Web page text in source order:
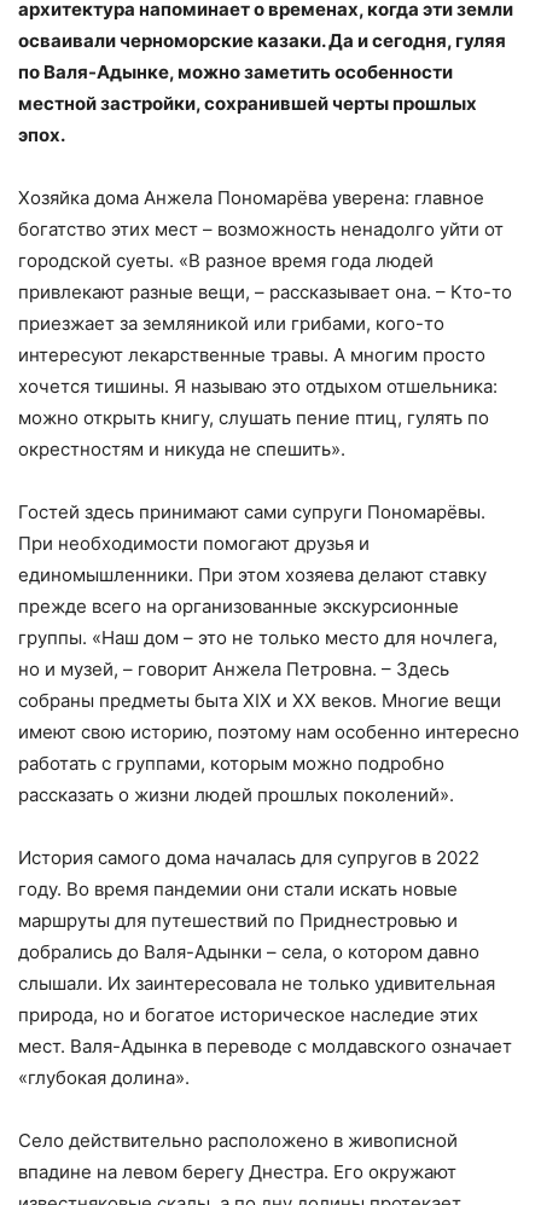
архитектура напоминает о временах, когда эти земли
осваивали черноморские казаки. Да и сегодня, гуляя
по Валя-Адынке, можно заметить особенности
местной застройки, сохранившей черты прошлых
эпох.
Хозяйка дома Анжела Пономарёва уверена: главное
богатство этих мест – возможность ненадолго уйти от
городской суеты. «В разное время года людей
привлекают разные вещи, – рассказывает она. – Кто-то
приезжает за земляникой или грибами, кого-то
интересуют лекарственные травы. А многим просто
хочется тишины. Я называю это отдыхом отшельника:
можно открыть книгу, слушать пение птиц, гулять по
окрестностям и никуда не спешить».
Гостей здесь принимают сами супруги Пономарёвы.
При необходимости помогают друзья и
единомышленники. При этом хозяева делают ставку
прежде всего на организованные экскурсионные
группы. «Наш дом – это не только место для ночлега,
но и музей, – говорит Анжела Петровна. – Здесь
собраны предметы быта XIX и XX веков. Многие вещи
имеют свою историю, поэтому нам особенно интересно
работать с группами, которым можно подробно
рассказать о жизни людей прошлых поколений».
История самого дома началась для супругов в 2022
году. Во время пандемии они стали искать новые
маршруты для путешествий по Приднестровью и
добрались до Валя-Адынки – села, о котором давно
слышали. Их заинтересовала не только удивительная
природа, но и богатое историческое наследие этих
мест. Валя-Адынка в переводе с молдавского означает
«глубокая долина».
Село действительно расположено в живописной
впадине на левом берегу Днестра. Его окружают